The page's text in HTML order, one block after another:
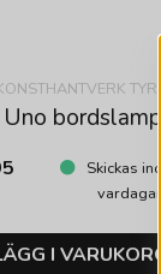
Uno
Skickas
vardagar
I